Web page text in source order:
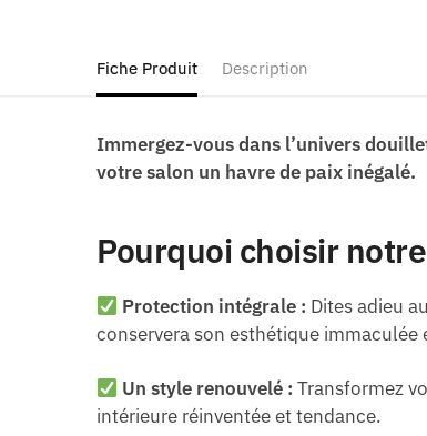
Fiche Produit Description
Immergez-vous dans l’univers
votre salon un havre de paix inégalé.
Pourquoi choisir
Protection intégrale : Dites adieu
conservera son esthétique
Un style renouvelé : Transformez
intérieure réinventée et tendance.